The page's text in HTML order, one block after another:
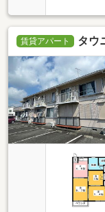
賃貸アパート タウ